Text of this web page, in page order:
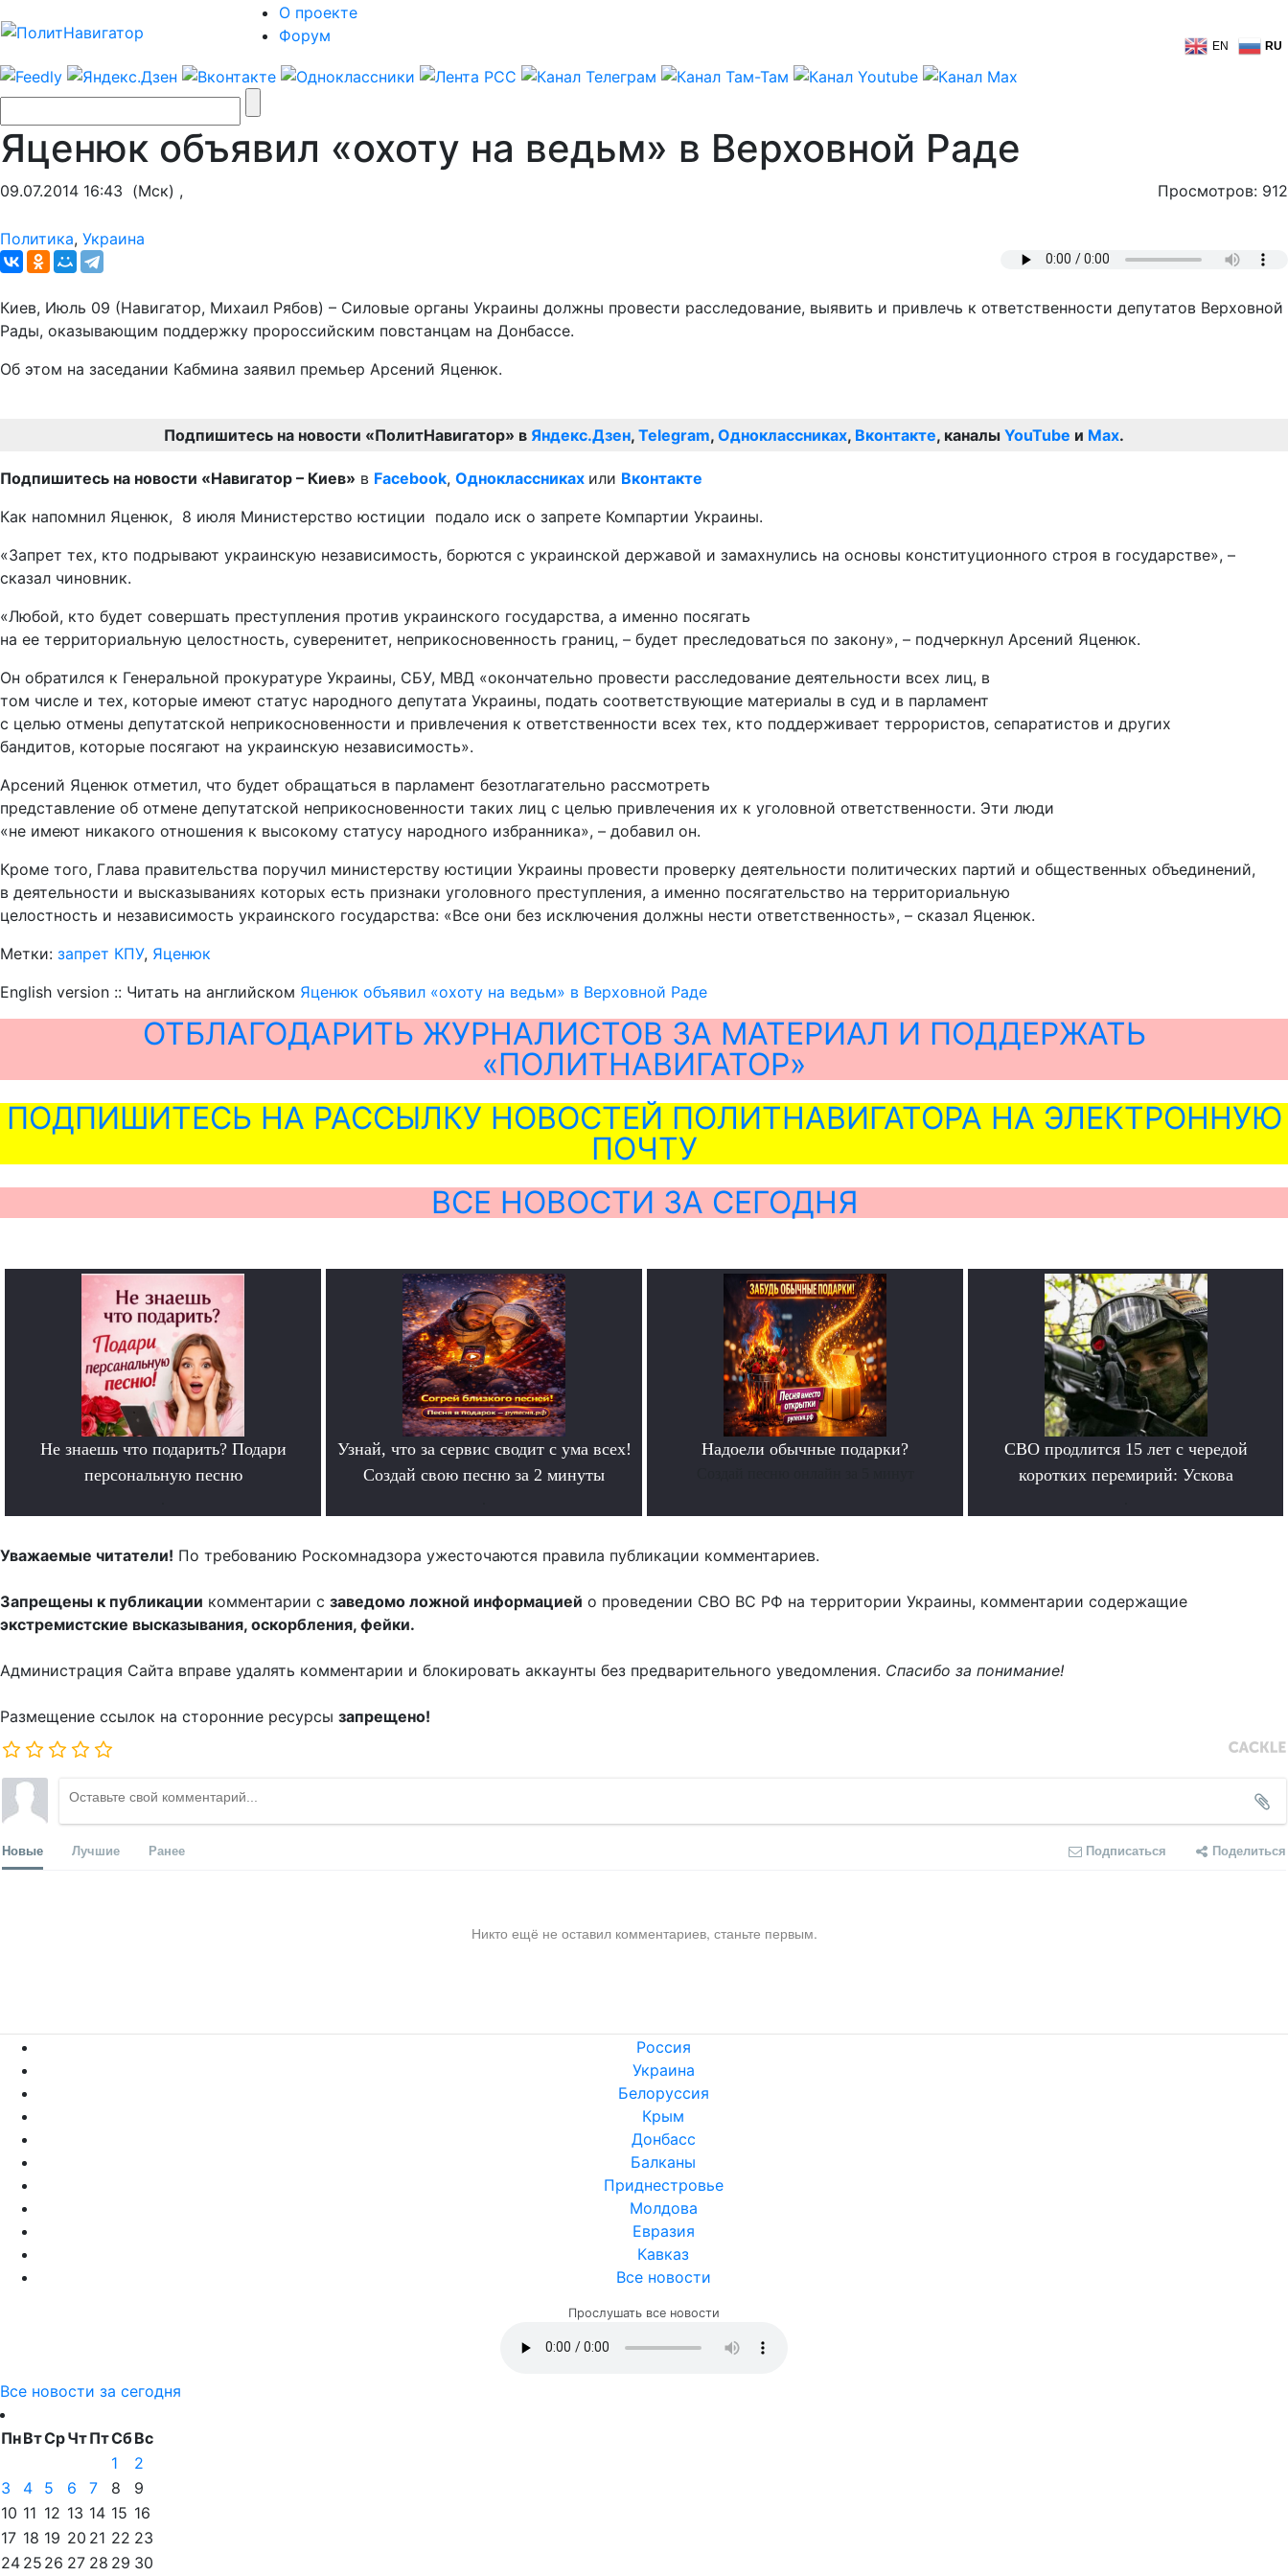
О проекте
Форум
EN RU
Яценюк объявил «охоту на ведьм» в Верховной Раде
09.07.2014 16:43 (Мск) , Просмотров: 912
Политика, Украина
Киев, Июль 09 (Навигатор, Михаил Рябов) – Силовые органы Украины должны провести расследование, выявить и привлечь к ответственности депутатов Верховной
Рады, оказывающим поддержку пророссийским повстанцам на Донбассе.
Об этом на заседании Кабмина заявил премьер Арсений Яценюк.
Подпишитесь на новости «ПолитНавигатор» в Яндекс.Дзен, Telegram, Одноклассниках, Вконтакте, каналы YouTube и Max.
Подпишитесь на новости «Навигатор – Киев» в Facebook, Одноклассниках или Вконтакте
Как напомнил Яценюк, 8 июля Министерство юстиции подало иск о запрете Компартии Украины.
«Запрет тех, кто подрывают украинскую независимость, борются с украинской державой и замахнулись на основы конституционного строя в государстве», –
сказал чиновник.
«Любой, кто будет совершать преступления против украинского государства, а именно посягать
на ее территориальную целостность, суверенитет, неприкосновенность границ, – будет преследоваться по закону», – подчеркнул Арсений Яценюк.
Он обратился к Генеральной прокуратуре Украины, СБУ, МВД «окончательно провести расследование деятельности всех лиц, в
том числе и тех, которые имеют статус народного депутата Украины, подать соответствующие материалы в суд и в парламент
с целью отмены депутатской неприкосновенности и привлечения к ответственности всех тех, кто поддерживает террористов, сепаратистов и других
бандитов, которые посягают на украинскую независимость».
Арсений Яценюк отметил, что будет обращаться в парламент безотлагательно рассмотреть
представление об отмене депутатской неприкосновенности таких лиц с целью привлечения их к уголовной ответственности. Эти люди
«не имеют никакого отношения к высокому статусу народного избранника», – добавил он.
Кроме того, Глава правительства поручил министерству юстиции Украины провести проверку деятельности политических партий и общественных объединений,
в деятельности и высказываниях которых есть признаки уголовного преступления, а именно посягательство на территориальную
целостность и независимость украинского государства: «Все они без исключения должны нести ответственность», – сказал Яценюк.
Метки: запрет КПУ, Яценюк
English version :: Читать на английском Яценюк объявил «охоту на ведьм» в Верховной Раде
ОТБЛАГОДАРИТЬ ЖУРНАЛИСТОВ ЗА МАТЕРИАЛ И ПОДДЕРЖАТЬ
«ПОЛИТНАВИГАТОР»
ПОДПИШИТЕСЬ НА РАССЫЛКУ НОВОСТЕЙ ПОЛИТНАВИГАТОРА НА ЭЛЕКТРОННУЮ
ПОЧТУ
ВСЕ НОВОСТИ ЗА СЕГОДНЯ
Не знаешь что подарить? Подари
персональную песню
Узнай, что за сервис сводит с ума всех!
Создай свою песню за 2 минуты
Надоели обычные подарки?
СВО продлится 15 лет с чередой
коротких перемирий: Ускова
Уважаемые читатели! По требованию Роскомнадзора ужесточаются правила публикации комментариев.
Запрещены к публикации комментарии с заведомо ложной информацией о проведении СВО ВС РФ на территории Украины, комментарии содержащие
экстремистские высказывания, оскорбления, фейки.
Администрация Сайта вправе удалять комментарии и блокировать аккаунты без предварительного уведомления. Спасибо за понимание!
Размещение ссылок на сторонние ресурсы запрещено!
Новые Лучшие Ранее Подписаться Поделиться
Никто ещё не оставил комментариев, станьте первым.
Россия
Украина
Белоруссия
Крым
Донбасс
Балканы
Приднестровье
Молдова
Евразия
Кавказ
Все новости
Прослушать все новости
Все новости за сегодня
ПнВтСрЧтПтСбВс
1
2
3
4 5 6 7 8
9
10 11 12 13 14 15 16
17 18 19 20 21 22 23
24 25 26 27 28 29 30